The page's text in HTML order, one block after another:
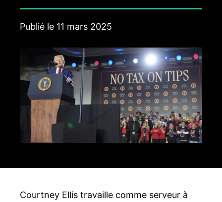
Publié le 11 mars 2025
Courtney Ellis travaille comme serveur à